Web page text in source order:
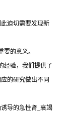
迫切需要发现新
的意义。
经验，我们提供了
的研究做出不同
导的急性肾_衰竭